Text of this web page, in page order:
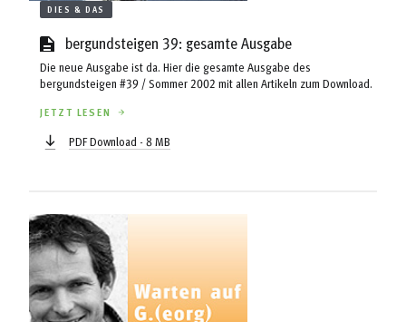
DIES & DAS
bergundsteigen 39: gesamte Ausgabe
Die neue Ausgabe ist da. Hier die gesamte Ausgabe des
bergundsteigen #39 / Sommer 2002 mit allen Artikeln zum Download.
JETZT LESEN
PDF Download - 8 MB